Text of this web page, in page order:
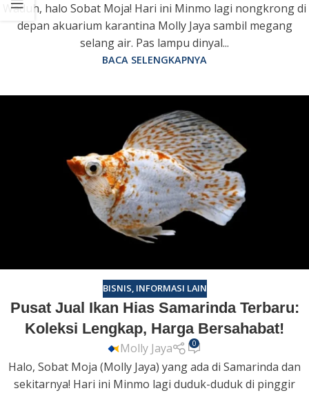
Waduh, halo Sobat Moja! Hari ini Minmo lagi nongkrong di
depan akuarium karantina Molly Jaya sambil megang
selang air. Pas lampu dinyal...
BACA SELENGKAPNYA
BISNIS, INFORMASI LAIN
Pusat Jual Ikan Hias Samarinda Terbaru:
Koleksi Lengkap, Harga Bersahabat!
Molly Jaya 0
Halo, Sobat Moja (Molly Jaya) yang ada di Samarinda dan
sekitarnya! Hari ini Minmo lagi duduk-duduk di pinggir